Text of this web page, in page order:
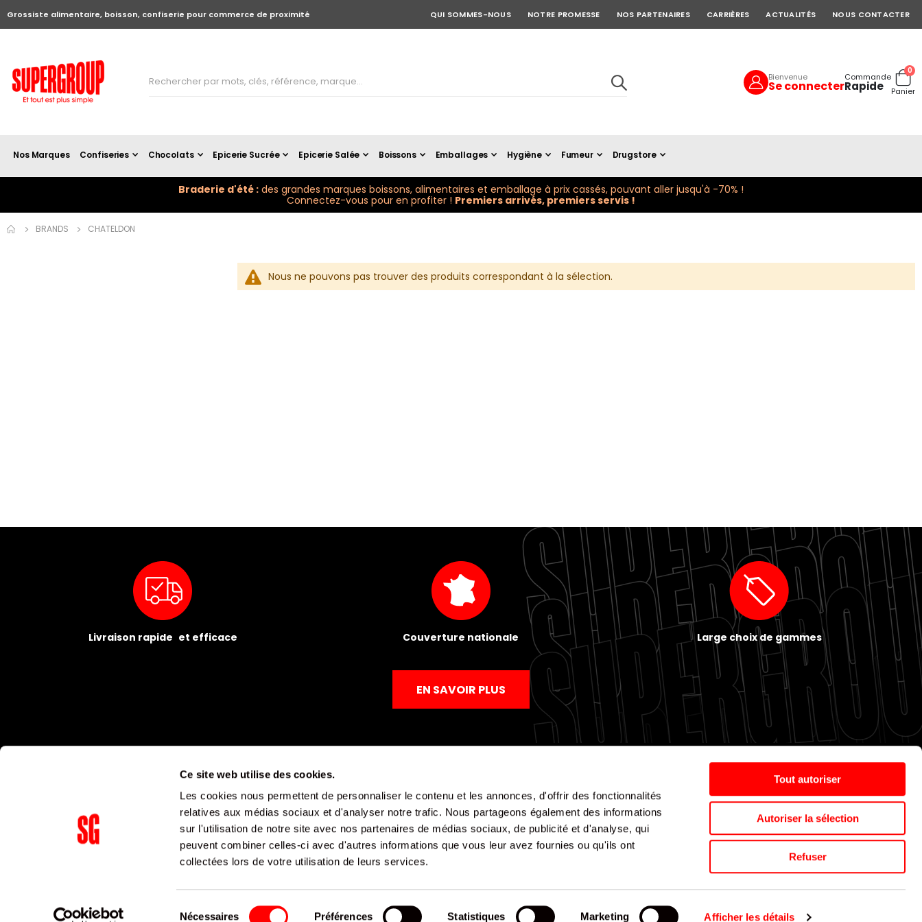
Ce site web utilise des cookies.
Les cookies nous permettent de personnaliser le contenu et les annonces, d'offrir des fonctionnalités
relatives aux médias sociaux et d'analyser notre trafic. Nous partageons également des informations
sur l'utilisation de notre site avec nos partenaires de médias sociaux, de publicité et d'analyse, qui
peuvent combiner celles-ci avec d'autres informations que vous leur avez fournies ou qu'ils ont
collectées lors de votre utilisation de leurs services.
Nécessaires Préférences Statistiques Marketing Afficher les détails
Tout autoriser
Autoriser la sélection
Refuser
Grossiste alimentaire, boisson, confiserie pour commerce de proximité QUI SOMMES-NOUS NOTRE PROMESSE NOS PARTENAIRES CARRIÈRES ACTUALITÉS NOUS CONTACTER
Bienvenue
Se connecter
Commande
Rapide Cart
0
Panier
Nos Marques Confiseries Chocolats Epicerie Sucrée Epicerie Salée Boissons Emballages Hygiène Fumeur Drugstore
Braderie d'été : des grandes marques boissons, alimentaires et emballage à prix cassés, pouvant aller jusqu'à -70% !
Connectez-vous pour en profiter ! Premiers arrivés, premiers servis !
BRANDS CHATELDON
Nous ne pouvons pas trouver des produits correspondant à la sélection.
Livraison rapide et efficace Couverture nationale Large choix de gammes
EN SAVOIR PLUS
Mentions légales Politique de confidentialité CGV Politique de cookies Nos agences Espace presse
Supergroup © 2024. All Rights Reserved